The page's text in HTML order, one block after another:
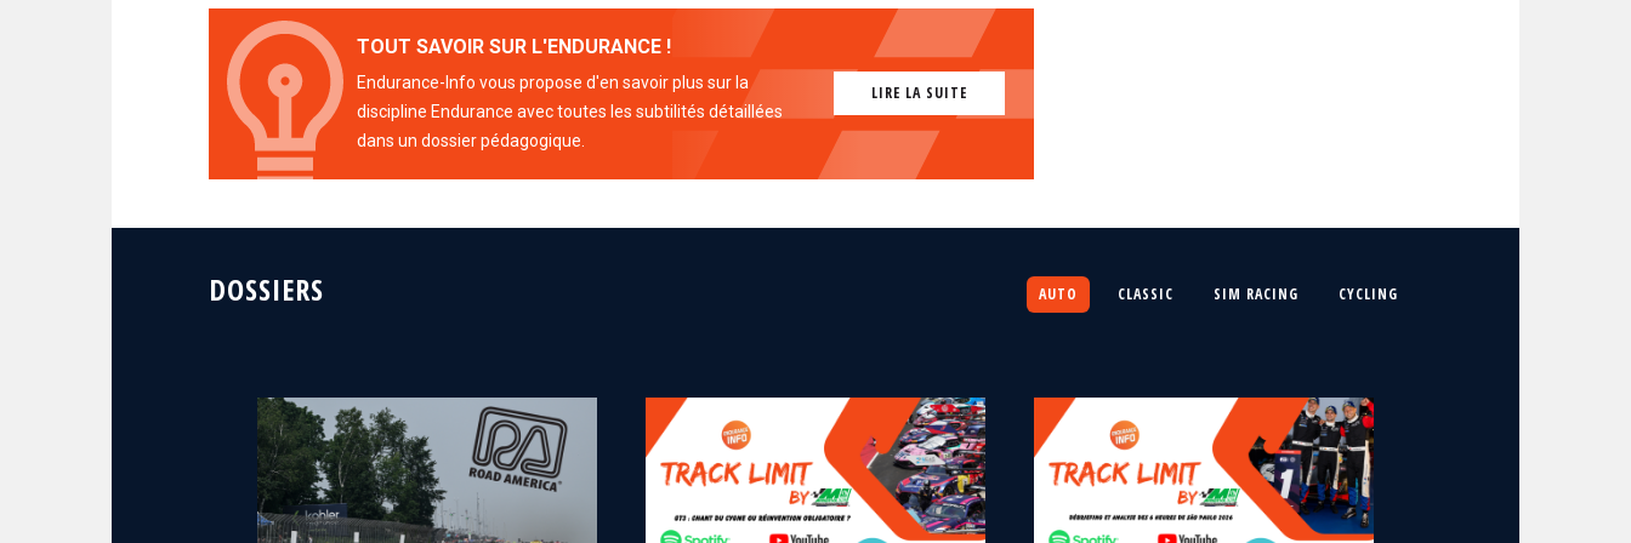
TOUT SAVOIR SUR L'ENDURANCE !
Endurance-Info vous propose d'en savoir plus sur la
discipline Endurance avec toutes les subtilités détaillées
dans un dossier pédagogique.
LIRE LA SUITE
DOSSIERS AUTO CLASSIC SIM RACING CYCLING